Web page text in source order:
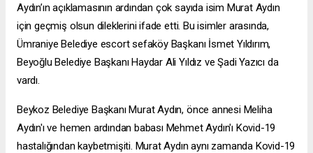
Aydın’ın açıklamasının ardından çok sayıda isim Murat Aydın
için geçmiş olsun dileklerini ifade etti. Bu isimler arasında,
Ümraniye Belediye escort sefaköyBaşkanı İsmet Yıldırım,
Beyoğlu Belediye Başkanı Haydar Ali Yıldız ve Şadi Yazıcı da
vardı.
Beykoz Belediye Başkanı Murat Aydın, önce annesi Meliha
Aydın'ı ve hemen ardından babası Mehmet Aydın'ı Kovid-19
hastalığından kaybetmişiti. Murat Aydın aynı zamanda Kovid-19